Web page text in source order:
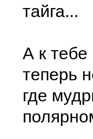
тайга...
А к
теперь
где